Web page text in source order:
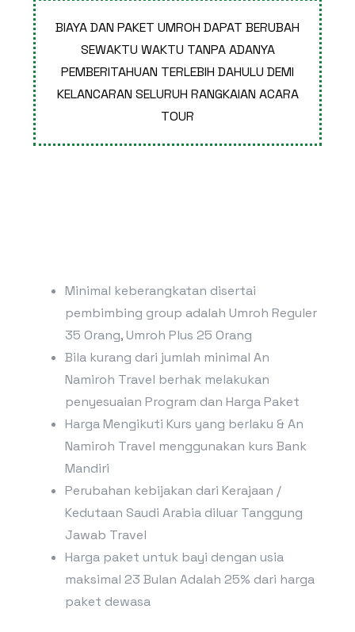
BIAYA DAN PAKET UMROH DAPAT BERUBAH
SEWAKTU WAKTU TANPA ADANYA
PEMBERITAHUAN TERLEBIH DAHULU DEMI
KELANCARAN SELURUH RANGKAIAN ACARA
TOUR
Minimal keberangkatan disertai
pembimbing group adalah Umroh Reguler
35 Orang, Umroh Plus 25 Orang
Bila kurang dari jumlah minimal An
Namiroh Travel berhak melakukan
penyesuaian Program dan Harga Paket
Harga Mengikuti Kurs yang berlaku & An
Namiroh Travel menggunakan kurs Bank
Mandiri
Perubahan kebijakan dari Kerajaan /
Kedutaan Saudi Arabia diluar Tanggung
Jawab Travel
Harga paket untuk bayi dengan usia
maksimal 23 Bulan Adalah 25% dari harga
paket dewasa